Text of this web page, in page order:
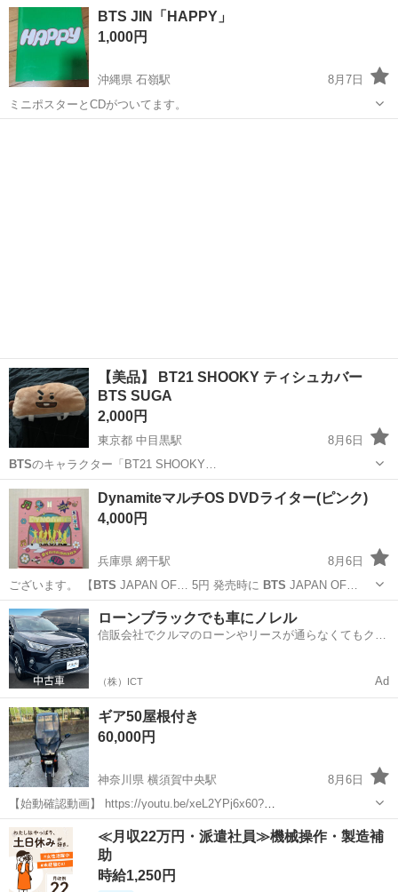
沖縄 浦添市
BTS JIN「HAPPY」
1,000円
沖縄県 石嶺駅
8月7日
ミニポスターとCDがついてます。
【美品】 BT21 SHOOKY ティシュカバー
BTS SUGA
2,000円
東京都 中目黒駅
8月6日
BTSのキャラクター「BT21 SHOOKY…
東京 目黒区
DynamiteマルチOS DVDライター(ピンク)
4,000円
兵庫県 網干駅
8月6日
ございます。 【 BTS JAPAN OF… 5円 発売時に BTS JAPAN OF…
兵庫 姫路市 網干駅 映像プレーヤー、レコーダー
ローンブラックでも車にノレル
信販会社でクルマのローンやリースが通らなくてもクル
（株）ICT Ad
ギア50屋根付き
60,000円
神奈川県 横須賀中央駅
8月6日
【始動確認動画】 https://youtu.be/xeL2YPj6x60?
si=ValKbtS5oDXB3bzs ■ ご確認のお願い ※お引き渡し・現車確認は
店舗住所にて行います。 【ご購入を検討されている方へ】 ...
神奈川 横須賀市 横須賀中央駅 バイク バイカーズクサマ
≪月収22万円・派遣社員≫機械操作・製造補
助
時給1,250円